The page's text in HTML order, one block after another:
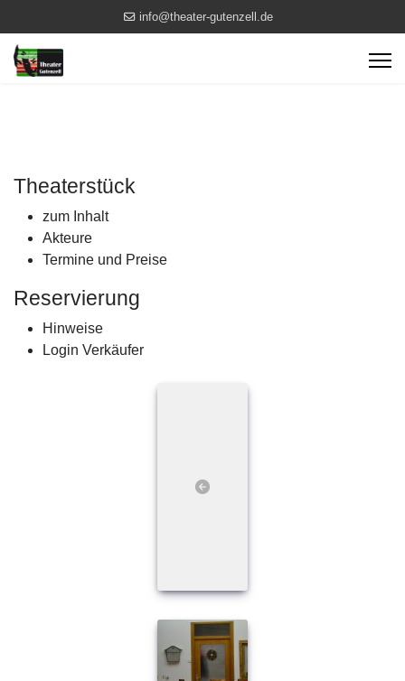
info@theater-gutenzell.de
Theaterstück
zum Inhalt
Akteure
Termine und Preise
Reservierung
Hinweise
Login Verkäufer